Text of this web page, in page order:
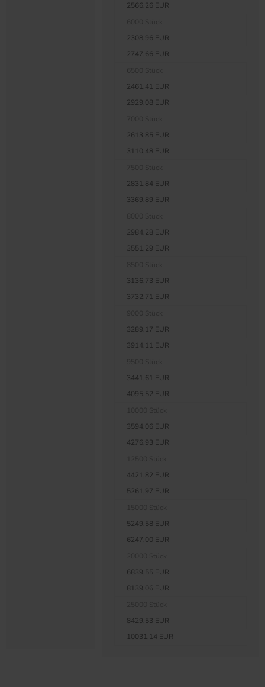
2566,26 EUR
2308,96 EUR
2747,66 EUR
2461,41 EUR
2929,08 EUR
2613,85 EUR
3110,48 EUR
2831,84 EUR
3369,89 EUR
2984,28 EUR
3551,29 EUR
3136,73 EUR
3732,71 EUR
3289,17 EUR
3914,11 EUR
3441,61 EUR
4095,52 EUR
3594,06 EUR
4276,93 EUR
4421,82 EUR
5261,97 EUR
5249,58 EUR
6247,00 EUR
6839,55 EUR
8139,06 EUR
8429,53 EUR
10031,14 EUR